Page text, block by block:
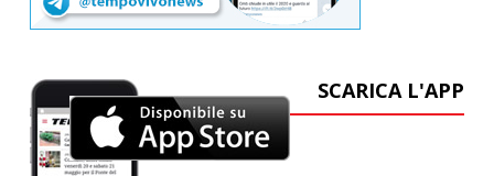
SCARICA L'APP